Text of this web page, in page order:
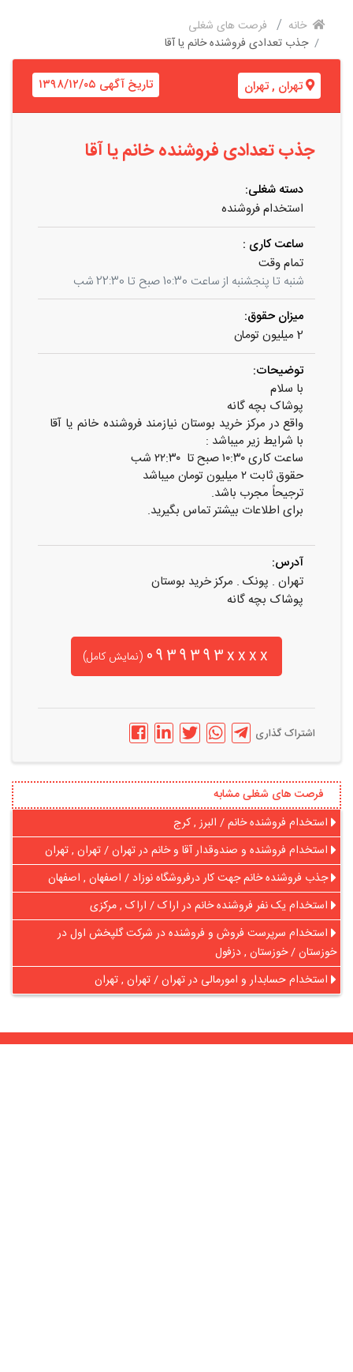
خانه
فرصت های شغلی
جذب تعدادی فروشنده خانم یا آقا
تهران ,تهران تاریخ آگهی ۱۳۹۸/۱۲/۰۵
جذب تعدادی فروشنده خانم یا آقا
دسته شغلی:
استخدام فروشنده
ساعت کاری :
تمام وقت
شنبه تا پنجشنبه از ساعت 10:30 صبح تا 22:30 شب
میزان حقوق:
2 میلیون تومان
توضیحات:
با سلام
پوشاک بچه گانه
واقع در مرکز خرید بوستان نیازمند فروشنده خانم یا آقا
با شرایط زیر میباشد :
ساعت کاری ۱۰:۳۰ صبح تا ۲۲:۳۰ شب
حقوق ثابت ۲ میلیون تومان میباشد
ترجیحاً مجرب باشد.
برای اطلاعات بیشتر تماس بگیرید.
آدرس:
تهران . پونک . مرکز خرید بوستان
پوشاک بچه گانه
0939393xxxx (نمایش کامل)
اشتراک گذاری
فرصت های شغلی مشابه
استخدام فروشنده خانم / البرز , کرج
استخدام فروشنده و صندوقدار آقا و خانم در تهران / تهران , تهران
جذب فروشنده خانم جهت کار درفروشگاه نوزاد / اصفهان , اصفهان
استخدام یک نفر فروشنده خانم در اراک / اراک , مرکزی
استخدام سرپرست فروش و فروشنده در شرکت گلپخش اول در
خوزستان / خوزستان , دزفول
استخدام حسابدار و امورمالی در تهران / تهران , تهران